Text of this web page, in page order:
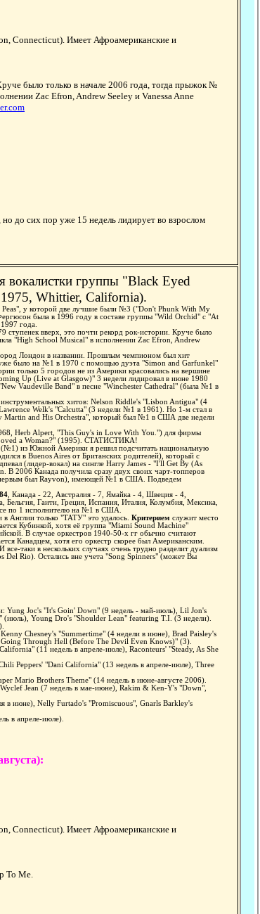
Connecticut). Имеет Афроамериканские и
было только в начале 2006 года, тогда прыжок №
Zac Efron, Andrew Seeley и Vanessa Anne
до сих пор уже 15 недель лидирует во взрослом
вокалистки группы "Black Eyed
Whittier, California).
у которой две лучшие были №3 ("Don't Phunk With My
была в 1996 году в составе группы "Wild Orchid" с "At
года.
вверх, это почти рекорд рок-истории. Круче было
"High School Musical" в исполнении Zac Efron, Andrew
Лондон в названии. Прошлым чемпионом был хит
было на №1 в 1970 с помощью дуэта "Simon and Garfunkel"
только 5 городов не из Америки красовались на вершине
Up (Live at Glasgow)" 3 недели лидировал в июне 1980
Vaudeville Band" в песне "Winchester Cathedral" (была №1 в
хитов: Nelson Riddle's "Lisbon Antigua" (4
Welk's "Calcutta" (3 недели №1 в 1961). Но 1-м стал в
Martin and His Orchestra", который был №1 в США две недели
Herb Alpert, "This Guy's in Love With You.") для фирмы
Loved a Woman?" (1995). СТАТИСТИКА!
(№1) из Южной Америки я решил подсчитать национальную
в Buenos Aires от Британских родителей), который с
(лидер-вокал) на сингле Harry James - "I'll Get By (As
2006 Канада получила сразу двух своих чарт-топперов
(первым был Rayvon), имеющей №1 в США. Подведем
84 , Канада - 22, Австралия - 7, Ямайка - 4, Швеция - 4,
Гаити, Греция, Испания, Италия, Колумбия, Мексика,
по 1 исполнителю на №1 в США.
только "ТАТУ" это удалось.Критерием служит место
Кубинкой, хотя её группа "Miami Sound Machine"
В случае оркестров 1940-50-х гг обычно считают
Канадцем, хотя его оркестр скорее был Американским.
таки в нескольких случаях очень трудно разделит дуализм
Del Rio). Остались вне учета "Song Spinners" (может Вы
Joc's "It's Goin' Down" (9 недель - май-июль), Lil Jon's
Young Dro's "Shoulder Lean" featuring T.I. (3 недели).
Chesney's "Summertime" (4 недели в июне), Brad Paisley's
Through Hell (Before The Devil Even Knows)" (3).
(11 недель в апреле-июле), Raconteurs' "Steady, As She
Peppers' "Dani California" (13 недель в апреле-июле), Three
Mario Brothers Theme" (14 недель в июне-августе 2006).
Jean (7 недель в мае-июне), Rakim & Ken-Y's "Down",
июне), Nelly Furtado's "Promiscuous", Gnarls Barkley's
в апреле-июле).
Connecticut). Имеет Афроамериканские и
To Me.